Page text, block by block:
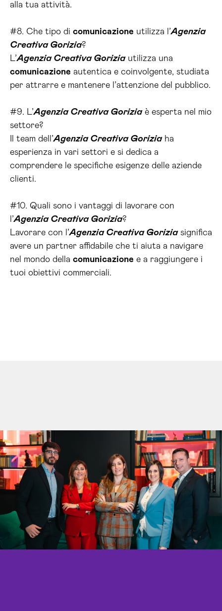
alla tua attività.
#8. Che tipo di comunicazione utilizza l’Agenzia
Creativa Gorizia?
L’Agenzia Creativa Goriziautilizza una
comunicazione autentica e coinvolgente, studiata
per attrarre e mantenere l’attenzione del pubblico.
#9. L’Agenzia Creativa Goriziaè esperta nel mio
settore?
Il team dell’Agenzia Creativa Goriziaha
esperienza in vari settori e si dedica a
comprendere le specifiche esigenze delle aziende
clienti.
#10. Quali sono i vantaggi di lavorare con
l’Agenzia Creativa Gorizia?
Lavorare con l’Agenzia Creativa Goriziasignifica
avere un partner affidabile che ti aiuta a navigare
nel mondo della comunicazione e a raggiungere i
tuoi obiettivi commerciali.